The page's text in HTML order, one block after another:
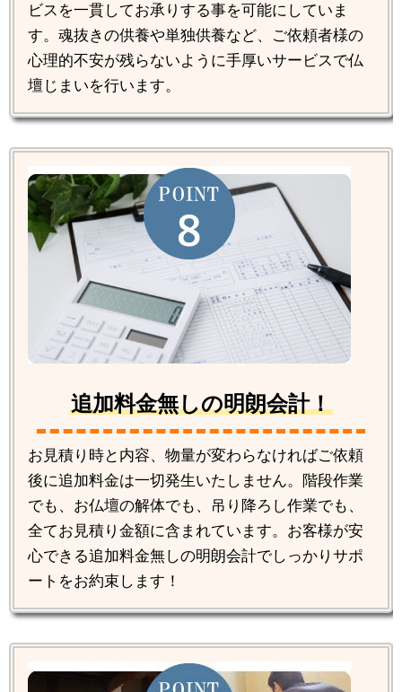
ビスを一貫してお承りする事を可能にしていま
す。魂抜きの供養や単独供養など、ご依頼者様の
心理的不安が残らないように手厚いサービスで仏
壇じまいを行います。
追加料金無しの明朗会計！
お見積り時と内容、物量が変わらなければご依頼
後に追加料金は一切発生いたしません。階段作業
でも、お仏壇の解体でも、吊り降ろし作業でも、
全てお見積り金額に含まれています。お客様が安
心できる追加料金無しの明朗会計でしっかりサポ
ートをお約束します！